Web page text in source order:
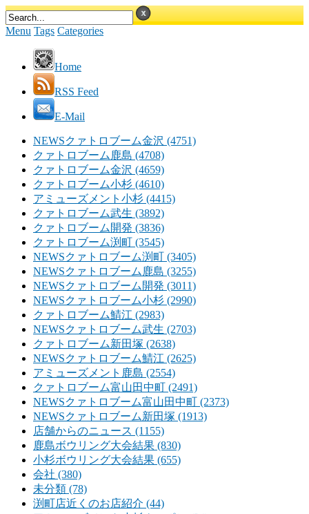
Menu Tags Categories
Home
RSS Feed
E-Mail
NEWSクァトロブーム金沢 (4751)
クァトロブーム鹿島 (4708)
クァトロブーム金沢 (4659)
クァトロブーム小杉 (4610)
アミューズメント小杉 (4415)
クァトロブーム武生 (3892)
クァトロブーム開発 (3836)
クァトロブーム渕町 (3545)
NEWSクァトロブーム渕町 (3405)
NEWSクァトロブーム鹿島 (3255)
NEWSクァトロブーム開発 (3011)
NEWSクァトロブーム小杉 (2990)
クァトロブーム鯖江 (2983)
NEWSクァトロブーム武生 (2703)
クァトロブーム新田塚 (2638)
NEWSクァトロブーム鯖江 (2625)
アミューズメント鹿島 (2554)
クァトロブーム富山田中町 (2491)
NEWSクァトロブーム富山田中町 (2373)
NEWSクァトロブーム新田塚 (1913)
店舗からのニュース (1155)
鹿島ボウリング大会結果 (830)
小杉ボウリング大会結果 (655)
会社 (380)
未分類 (78)
渕町店近くのお店紹介 (44)